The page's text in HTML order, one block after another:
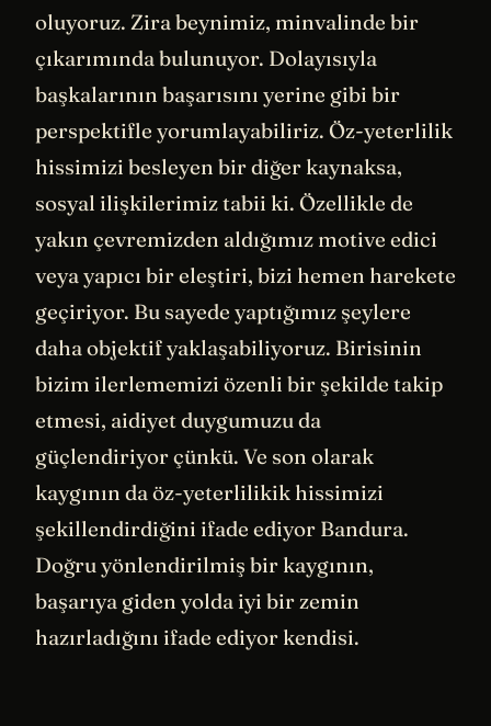
oluyoruz. Zira beynimiz, minvalinde bir
çıkarımında bulunuyor. Dolayısıyla
başkalarının başarısını yerine gibi bir
perspektifle yorumlayabiliriz. Öz-yeterlilik
hissimizi besleyen bir diğer kaynaksa,
sosyal ilişkilerimiz tabii ki. Özellikle de
yakın çevremizden aldığımız motive edici
veya yapıcı bir eleştiri, bizi hemen harekete
geçiriyor. Bu sayede yaptığımız şeylere
daha objektif yaklaşabiliyoruz. Birisinin
bizim ilerlememizi özenli bir şekilde takip
etmesi, aidiyet duygumuzu da
güçlendiriyor çünkü. Ve son olarak
kaygının da öz-yeterlilikik hissimizi
şekillendirdiğini ifade ediyor Bandura.
Doğru yönlendirilmiş bir kaygının,
başarıya giden yolda iyi bir zemin
hazırladığını ifade ediyor kendisi.